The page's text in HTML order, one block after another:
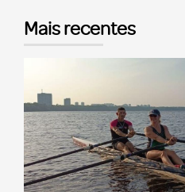
Mais recentes